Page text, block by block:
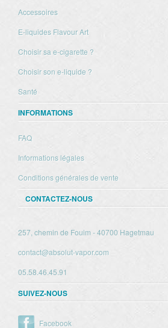
Accessoires
E-liquides Flavour Art
Choisir sa e-cigarette ?
Choisir son e-liquide ?
Santé
INFORMATIONS
FAQ
Informations légales
Conditions générales de vente
CONTACTEZ-NOUS
257, chemin de Fouim - 40700 Hagetmau
contact@absolut-vapor.com
05.58.46.45.91
SUIVEZ-NOUS
Facebook